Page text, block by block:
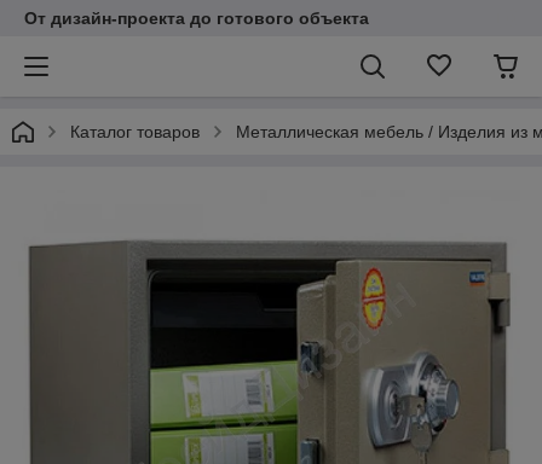
От дизайн-проекта до готового объекта
Каталог товаров Металлическая мебель / Изделия из